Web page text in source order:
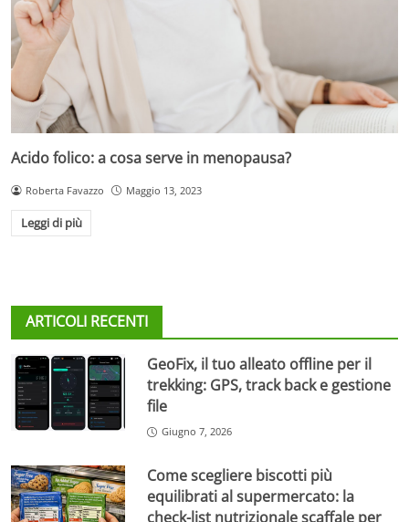
Acido folico: a cosa serve in menopausa?
Roberta Favazzo Maggio 13, 2023
Leggi di più
ARTICOLI RECENTI
GeoFix, il tuo alleato offline per il
trekking: GPS, track back e gestione
file
Giugno 7, 2026
Come scegliere biscotti più
equilibrati al supermercato: la
check-list nutrizionale scaffale per